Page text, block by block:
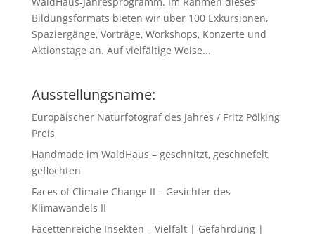
Bildungsformats bieten wir über 100 Exkursionen,
Spaziergänge, Vorträge, Workshops, Konzerte und
Aktionstage an. Auf vielfältige Weise...
Ausstellungsname:
Europäischer Naturfotograf des Jahres / Fritz Pölking
Preis
Handmade im WaldHaus – geschnitzt, geschnefelt,
geflochten
Faces of Climate Change II – Gesichter des
Klimawandels II
Facettenreiche Insekten – Vielfalt | Gefährdung |